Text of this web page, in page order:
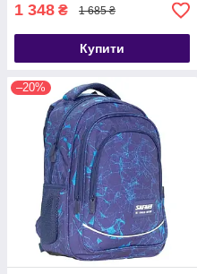
1 348 ₴ 1 685 ₴
Купити
–20%